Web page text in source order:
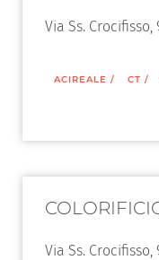
Via Ss. Crocifisso,
ACIREALE / CT /
Via Ss. Crocifisso,